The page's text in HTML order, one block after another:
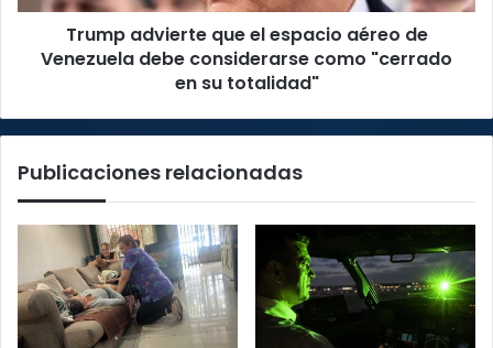
debe
considerarse
como
su
Trump advierte que el espacio aéreo de
Venezuela debe considerarse como "cerrado
en su totalidad"
Publicaciones relacionadas